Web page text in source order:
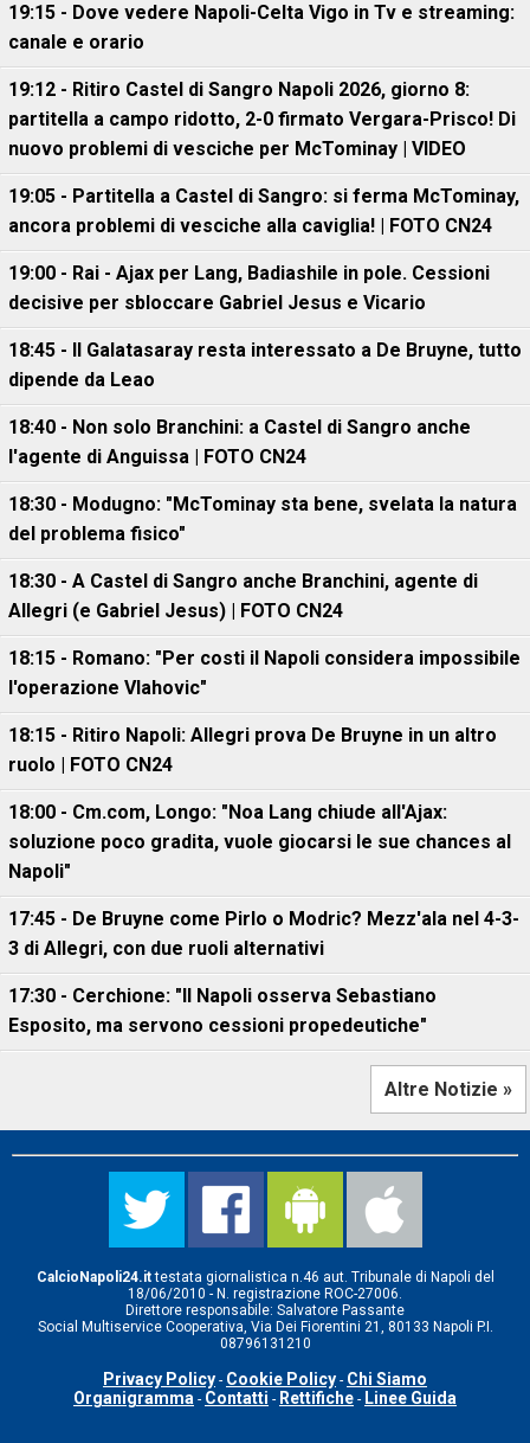
19:15 - Dove vedere Napoli-Celta Vigo in Tv e streaming:
canale e orario
19:12 - Ritiro Castel di Sangro Napoli 2026, giorno 8:
partitella a campo ridotto, 2-0 firmato Vergara-Prisco! Di
nuovo problemi di vesciche per McTominay | VIDEO
19:05 - Partitella a Castel di Sangro: si ferma McTominay,
ancora problemi di vesciche alla caviglia! | FOTO CN24
19:00 - Rai - Ajax per Lang, Badiashile in pole. Cessioni
decisive per sbloccare Gabriel Jesus e Vicario
18:45 - Il Galatasaray resta interessato a De Bruyne, tutto
dipende da Leao
18:40 - Non solo Branchini: a Castel di Sangro anche
l'agente di Anguissa | FOTO CN24
18:30 - Modugno: "McTominay sta bene, svelata la natura
del problema fisico"
18:30 - A Castel di Sangro anche Branchini, agente di
Allegri (e Gabriel Jesus) | FOTO CN24
18:15 - Romano: "Per costi il Napoli considera impossibile
l'operazione Vlahovic"
18:15 - Ritiro Napoli: Allegri prova De Bruyne in un altro
ruolo | FOTO CN24
18:00 - Cm.com, Longo: "Noa Lang chiude all'Ajax:
soluzione poco gradita, vuole giocarsi le sue chances al
Napoli"
17:45 - De Bruyne come Pirlo o Modric? Mezz'ala nel 4-3-
3 di Allegri, con due ruoli alternativi
17:30 - Cerchione: "Il Napoli osserva Sebastiano
Esposito, ma servono cessioni propedeutiche"
Altre Notizie »
CalcioNapoli24.ittestata giornalistica n.46 aut. Tribunale di Napoli del
18/06/2010 - N. registrazione ROC-27006.
Direttore responsabile: Salvatore Passante
Social Multiservice Cooperativa, Via Dei Fiorentini 21, 80133 Napoli P.I.
08796131210
Privacy Policy - Cookie Policy - Chi Siamo
Organigramma - Contatti - Rettifiche - Linee Guida